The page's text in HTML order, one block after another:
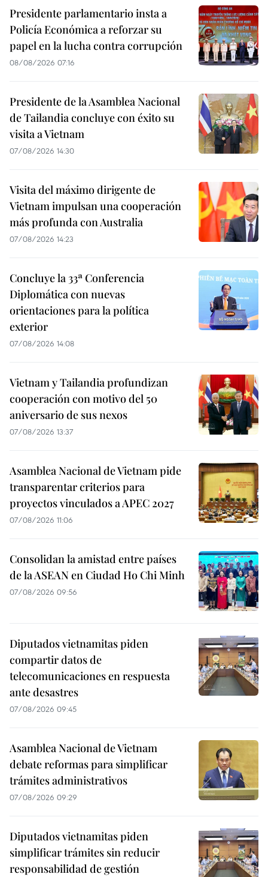
Presidente parlamentario insta a
Policía Económica a reforzar su
papel en la lucha contra corrupción
08/08/2026 07:16
Presidente de la Asamblea Nacional
de Tailandia concluye con éxito su
visita a Vietnam
07/08/2026 14:30
Visita del máximo dirigente de
Vietnam impulsan una cooperación
más profunda con Australia
07/08/2026 14:23
Concluye la 33ª Conferencia
Diplomática con nuevas
orientaciones para la política
exterior
07/08/2026 14:08
Vietnam y Tailandia profundizan
cooperación con motivo del 50
aniversario de sus nexos
07/08/2026 13:37
Asamblea Nacional de Vietnam pide
transparentar criterios para
proyectos vinculados a APEC 2027
07/08/2026 11:06
Consolidan la amistad entre países
de la ASEAN en Ciudad Ho Chi Minh
07/08/2026 09:56
Diputados vietnamitas piden
compartir datos de
telecomunicaciones en respuesta
ante desastres
07/08/2026 09:45
Asamblea Nacional de Vietnam
debate reformas para simplificar
trámites administrativos
07/08/2026 09:29
Diputados vietnamitas piden
simplificar trámites sin reducir
responsabilidad de gestión